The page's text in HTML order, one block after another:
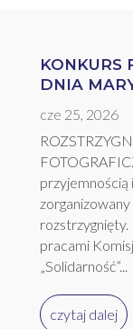
KONKURS
DNIA
cze 25, 2026
przyjemnością
rozstrzygnięty.
pracami
„Solidarność”...
czytaj dalej